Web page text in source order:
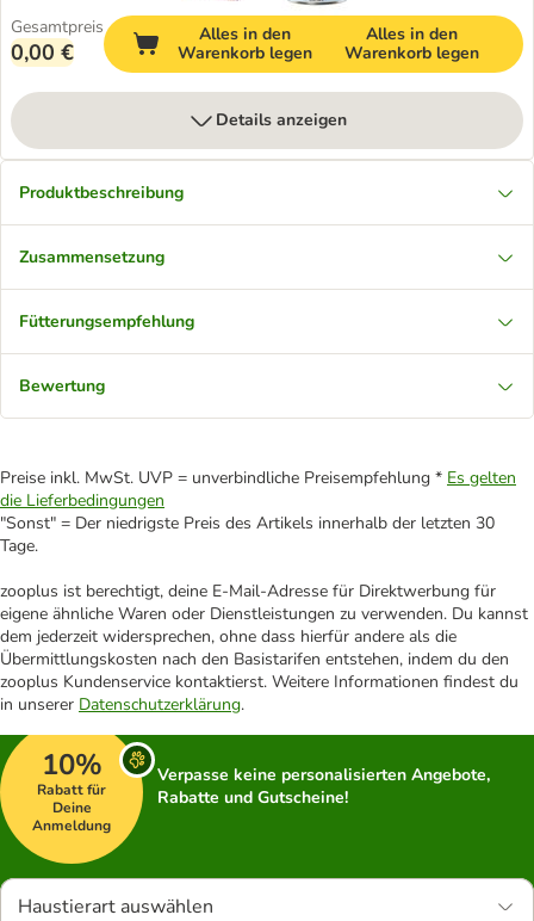
Gesamtpreis
0,00 €
Alles in den
Warenkorb legen
Alles in den
Warenkorb legen
Details anzeigen
Produktbeschreibung
Zusammensetzung
Fütterungsempfehlung
Bewertung
Preise inkl. MwSt. UVP = unverbindliche Preisempfehlung * Es gelten
die Lieferbedingungen
"Sonst" = Der niedrigste Preis des Artikels innerhalb der letzten 30
Tage.
zooplus ist berechtigt, deine E-Mail-Adresse für Direktwerbung für
eigene ähnliche Waren oder Dienstleistungen zu verwenden. Du kannst
dem jederzeit widersprechen, ohne dass hierfür andere als die
Übermittlungskosten nach den Basistarifen entstehen, indem du den
zooplus Kundenservice kontaktierst. Weitere Informationen findest du
in unserer Datenschutzerklärung.
10%
Rabatt für
Deine
Anmeldung
Verpasse keine personalisierten Angebote,
Rabatte und Gutscheine!
Haustierart auswählen